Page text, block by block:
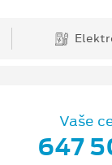
Vaše
647